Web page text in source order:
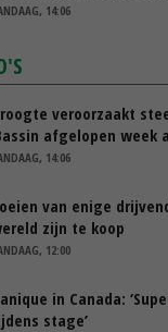
14:06
veroorzaakt
afgelopen week
14:06
van enige
zijn te koop
12:00
in Canada:
stage’